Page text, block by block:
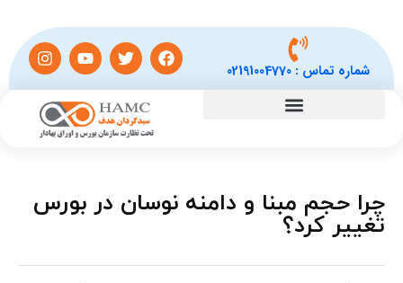
شماره تماس :02191004770
چرا حجم مبنا و دامنه نوسان در بورس
تغییر کرد؟